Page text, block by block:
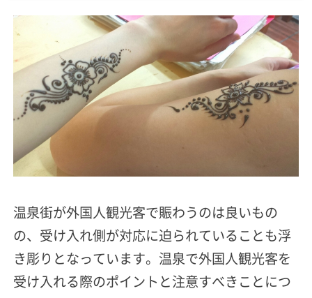
温泉街が外国人観光客で賑わうのは良いもの
の、受け入れ側が対応に迫られていることも浮
き彫りとなっています。温泉で外国人観光客を
受け入れる際のポイントと注意すべきことにつ